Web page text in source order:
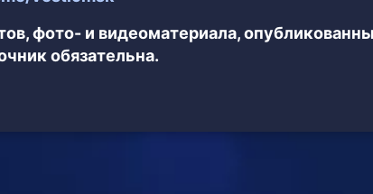
фото- и видеоматериала,
обязательна.